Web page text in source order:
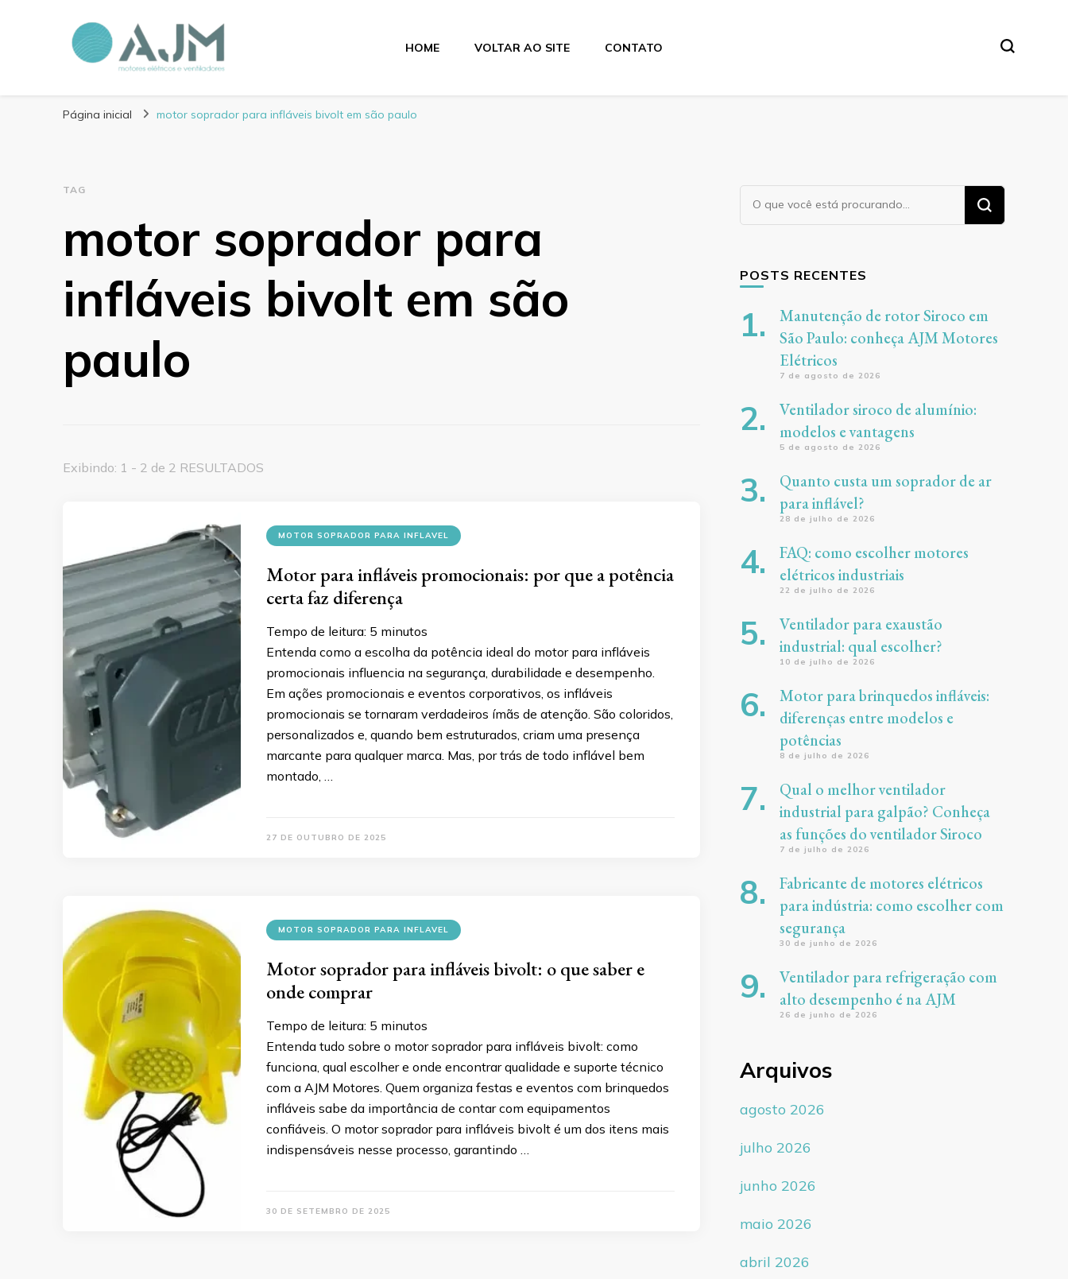
Blog AJM Motores Elétricos e Ventiladores
HOME VOLTAR AO SITE CONTATO
Página inicial motor soprador para infláveis bivolt em são paulo
TAG
motor soprador para
infláveis bivolt em são
paulo
Exibindo: 1 - 2 de 2 RESULTADOS
MOTOR SOPRADOR PARA INFLAVEL
Motor para infláveis promocionais: por que a potência
certa faz diferença
Tempo de leitura: 5 minutos
Entenda como a escolha da potência ideal do motor para infláveis
promocionais influencia na segurança, durabilidade e desempenho.
Em ações promocionais e eventos corporativos, os infláveis
promocionais se tornaram verdadeiros ímãs de atenção. São coloridos,
personalizados e, quando bem estruturados, criam uma presença
marcante para qualquer marca. Mas, por trás de todo inflável bem
montado, …
27 DE OUTUBRO DE 2025
MOTOR SOPRADOR PARA INFLAVEL
Motor soprador para infláveis bivolt: o que saber e
onde comprar
Tempo de leitura: 5 minutos
Entenda tudo sobre o motor soprador para infláveis bivolt: como
funciona, qual escolher e onde encontrar qualidade e suporte técnico
com a AJM Motores. Quem organiza festas e eventos com brinquedos
infláveis sabe da importância de contar com equipamentos
confiáveis. O motor soprador para infláveis bivolt é um dos itens mais
indispensáveis nesse processo, garantindo …
30 DE SETEMBRO DE 2025
Procurando
algo?
POSTS RECENTES
Manutenção de rotor Siroco em
São Paulo: conheça AJM Motores
Elétricos
7 de agosto de 2026
Ventilador siroco de alumínio:
modelos e vantagens
5 de agosto de 2026
Quanto custa um soprador de ar
para inflável?
28 de julho de 2026
FAQ: como escolher motores
elétricos industriais
22 de julho de 2026
Ventilador para exaustão
industrial: qual escolher?
10 de julho de 2026
Motor para brinquedos infláveis:
diferenças entre modelos e
potências
8 de julho de 2026
Qual o melhor ventilador
industrial para galpão? Conheça
as funções do ventilador Siroco
7 de julho de 2026
Fabricante de motores elétricos
para indústria: como escolher com
segurança
30 de junho de 2026
Ventilador para refrigeração com
alto desempenho é na AJM
26 de junho de 2026
Arquivos
agosto 2026
julho 2026
junho 2026
maio 2026
abril 2026